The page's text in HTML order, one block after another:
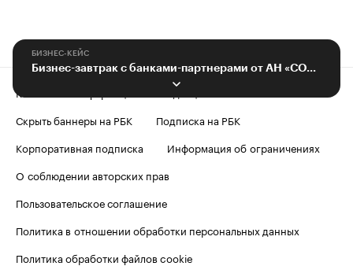
БИЗНЕС-КЕЙС
Бизнес-завтрак с банками-партнерами от АН «СОВА»
Контактная информация
Скрыть баннеры на РБК
Подписка на РБК
Корпоративная подписка
Информация об ограничениях
О соблюдении авторских прав
Пользовательское соглашение
Политика в отношении обработки персональных данных
Политика обработки файлов cookie